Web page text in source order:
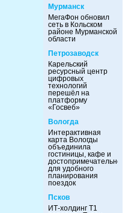
Мурманск
МегаФон обновил
сеть в Кольском
районе Мурманской
области
Петрозаводск
Карельский
ресурсный центр
цифровых
технологий
перешёл на
платформу
«Госвеб»
Вологда
Интерактивная
карта Вологды
объединила
гостиницы, кафе и
достопримечательности
для удобного
планирования
поездок
Псков
ИТ-холдинг Т1